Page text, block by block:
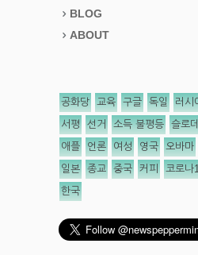
BLOG
ABOUT
공화당 교육 구글 독일 러시
서평 선거 소득 불평등 슬로
애플 언론 여성 영국 오바마
일본 종교 중국 커피 코로나
한국